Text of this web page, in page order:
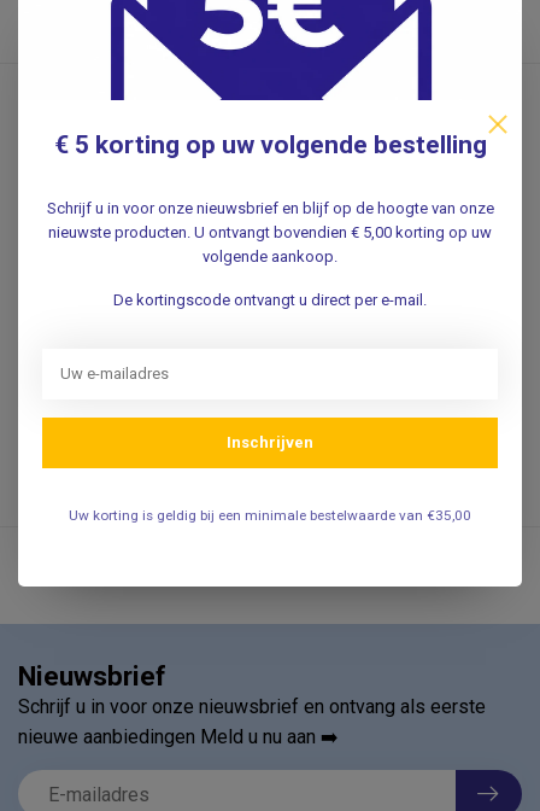
OPS Essential Standard
operatiejassen, blauw,
Functionele operatiejas voor eenmalig
gebruik.
Nieuwsbrief
Schrijf u in voor onze nieuwsbrief en ontvang als eerste
nieuwe aanbiedingen Meld u nu aan ➡️
€ 5 korting op uw volgende bestelling
Schrijf u in voor onze nieuwsbrief en blijf op de hoogte van onze
nieuwste producten. U ontvangt bovendien € 5,00 korting op uw
volgende aankoop.
De kortingscode ontvangt u direct per e-mail.
Inschrijven
Uw korting is geldig bij een minimale bestelwaarde van €35,00